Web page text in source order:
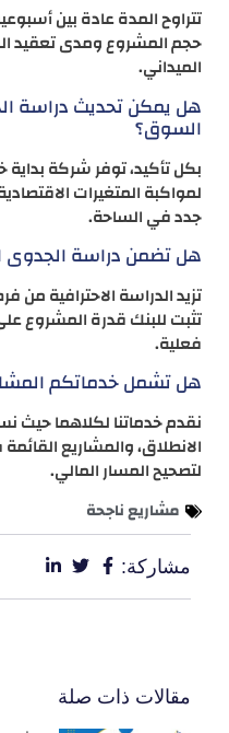
حجم المشروع ومدى تعقيد
الميداني.
هل يمكن تحديث دراسة
السوق؟
بكل تأكيد، توفر شركة
لمواكبة المتغيرات
جدد في الساحة.
هل تضمن دراسة
تزيد الدراسة الاحترافية من
تثبت للبنك قدرة المشروع
فعلية.
هل تشمل خدماتكم
نقدم خدماتنا لكلاهما حيث
الانطلاق، والمشاريع
لتصحيح المسار المالي.
مشاريع ناجحة
مشاركة:
مقالات ذات صلة